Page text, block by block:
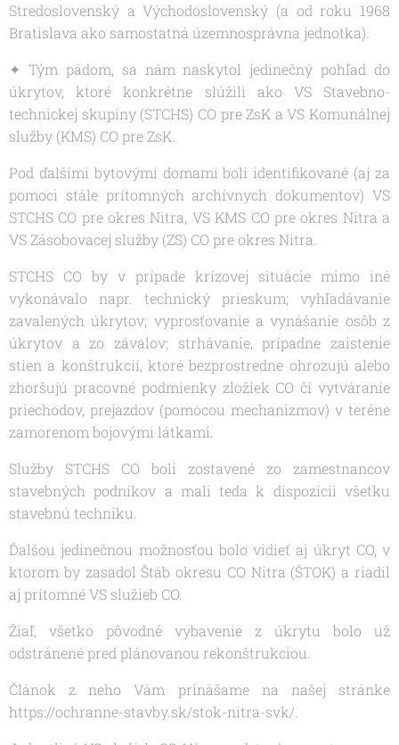
Stredoslovenský a Východoslovenský (a od roku 1968
Bratislava ako samostatná územnosprávna jednotka).
✦ Tým pádom, sa nám naskytol jedinečný pohľad do
úkrytov, ktoré konkrétne slúžili ako VS Stavebno-
technickej skupiny (STCHS) CO pre ZsK a VS Komunálnej
služby (KMS) CO pre ZsK.
Pod ďalšími bytovými domami boli identifikované (aj za
pomoci stále prítomných archívnych dokumentov) VS
STCHS CO pre okres Nitra, VS KMS CO pre okres Nitra a
VS Zásobovacej služby (ZS) CO pre okres Nitra.
STCHS CO by v prípade krízovej situácie mimo iné
vykonávalo napr. technický prieskum; vyhľadávanie
zavalených úkrytov; vyprosťovanie a vynášanie osôb z
úkrytov a zo závalov; strhávanie, prípadne zaistenie
stien a konštrukcií, ktoré bezprostredne ohrozujú alebo
zhoršujú pracovné podmienky zložiek CO či vytváranie
priechodov, prejazdov (pomocou mechanizmov) v teréne
zamorenom bojovými látkami.
Služby STCHS CO boli zostavené zo zamestnancov
stavebných podnikov a mali teda k dispozícii všetku
stavebnú techniku.
Ďalšou jedinečnou možnosťou bolo vidieť aj úkryt CO, v
ktorom by zasadol Štáb okresu CO Nitra (ŠTOK) a riadil
aj prítomné VS služieb CO.
Žiaľ, všetko pôvodné vybavenie z úkrytu bolo už
odstránené pred plánovanou rekonštrukciou.
Článok z neho Vám prinášame na našej stránke
https://ochranne-stavby.sk/stok-nitra-svk/.